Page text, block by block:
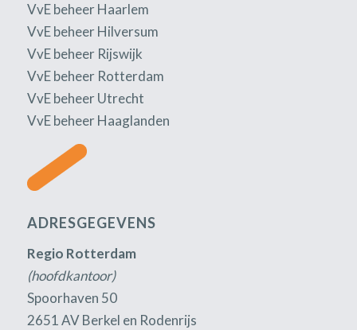
VvE beheer Haarlem
VvE beheer Hilversum
VvE beheer Rijswijk
VvE beheer Rotterdam
VvE beheer Utrecht
VvE beheer Haaglanden
ADRESGEGEVENS
Regio Rotterdam
(hoofdkantoor)
Spoorhaven 50
2651 AV Berkel en Rodenrijs